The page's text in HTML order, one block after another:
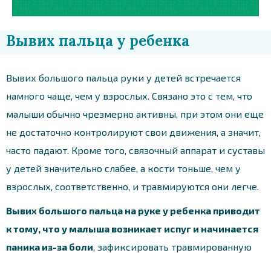
Вывих пальца у ребенка
Вывих большого пальца руки у детей встречается
намного чаще, чем у взрослых. Связано это с тем, что
малыши обычно чрезмерно активны, при этом они еще
не достаточно контролируют свои движения, а значит,
часто падают. Кроме того, связочный аппарат и суставы
у детей значительно слабее, а кости тоньше, чем у
взрослых, соответственно, и травмируются они легче.
Вывих большого пальца на руке у ребенка приводит
к тому, что у малыша возникает испуг и начинается
паника из-за боли, зафиксировать травмированную